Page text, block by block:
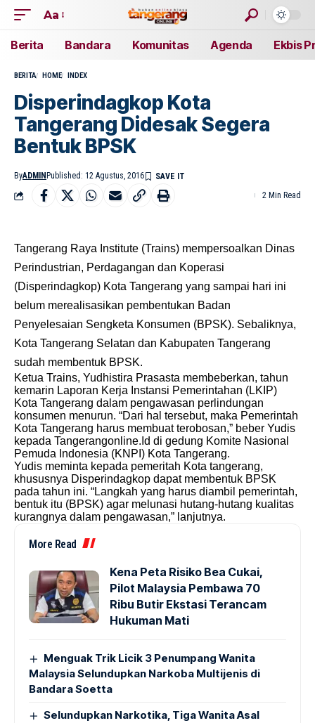
Aa
Berita Bandara Komunitas Agenda Ekbis
BERITA HOME INDEX
Disperindagkop Kota
Tangerang Didesak Segera
Bentuk BPSK
ByADMIN Published: 12 Agustus, 2016
2 Min Read
Tangerang Raya Institute (Trains) mempersoalkan Dinas
Perindustrian, Perdagangan dan Koperasi
(Disperindagkop) Kota Tangerang yang sampai hari ini
belum merealisasikan pembentukan Badan
Penyelesaian Sengketa Konsumen (BPSK). Sebaliknya,
Kota Tangerang Selatan dan Kabupaten Tangerang
sudah membentuk BPSK.
Ketua Trains, Yudhistira Prasasta membeberkan, tahun
kemarin Laporan Kerja Instansi Pemerintahan (LKIP)
Kota Tangerang dalam pengawasan perlindungan
konsumen menurun. “Dari hal tersebut, maka Pemerintah
Kota Tangerang harus membuat terobosan,” beber Yudis
kepada Tangerangonline.Id di gedung Komite Nasional
Pemuda Indonesia (KNPI) Kota Tangerang.
Yudis meminta kepada pemeritah Kota tangerang,
khususnya Disperindagkop dapat membentuk BPSK
pada tahun ini. “Langkah yang harus diambil pemerintah,
bentuk itu (BPSK) agar melunasi hutang-hutang kualitas
kurangnya dalam pengawasan,” lanjutnya.
More Read
Kena Peta Risiko Bea Cukai,
Pilot Malaysia Pembawa 70
Ribu Butir Ekstasi Terancam
Hukuman Mati
Menguak Trik Licik 3 Penumpang Wanita
Malaysia Selundupkan Narkoba Multijenis di
Bandara Soetta
Selundupkan Narkotika, Tiga Wanita Asal